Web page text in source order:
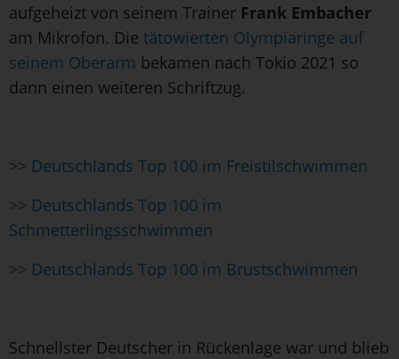
aufgeheizt von seinem Trainer Frank Embacher
am Mikrofon. Die tätowierten Olympiaringe auf
seinem Oberarm bekamen nach Tokio 2021 so
dann einen weiteren Schriftzug.
>> Deutschlands Top 100 im Freistilschwimmen
>> Deutschlands Top 100 im
Schmetterlingsschwimmen
>> Deutschlands Top 100 im Brustschwimmen
Schnellster Deutscher in Rückenlage war und blieb